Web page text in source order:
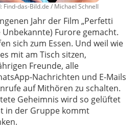
Find-das-Bild.de / Michael Schnell
Jahr der Film „Perfetti
Furore gemacht.
sich zum Essen. Und weil wie
mit am Tisch sitzen,
Freunde, alle
Nachrichten und E-Mails
auf Mithören zu schalten.
Geheimnis wird so gelüftet
in der Gruppe kommt